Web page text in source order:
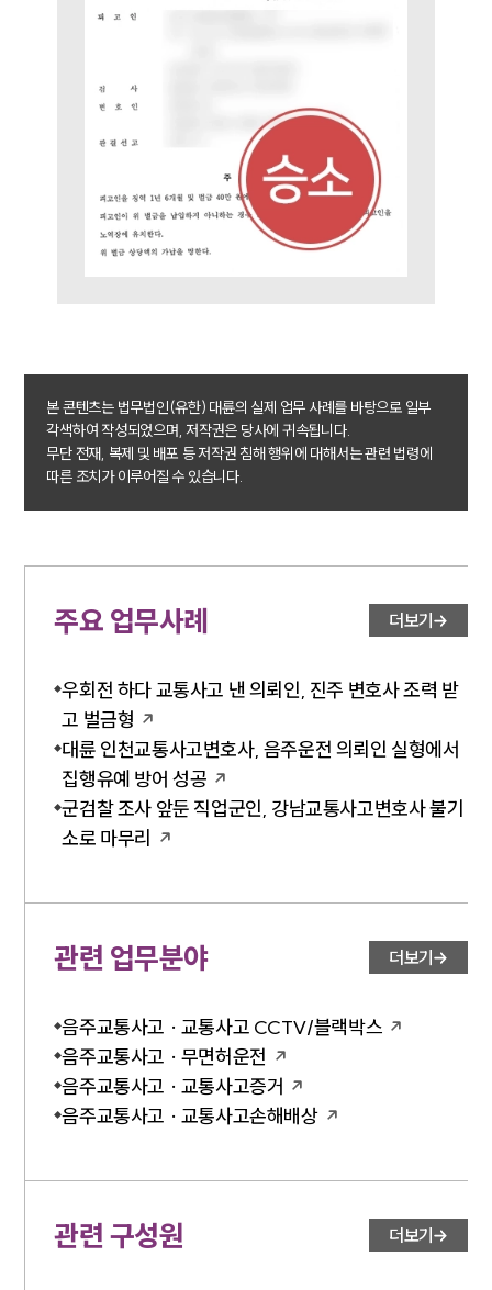
사례분석/최신동향
업무분야
음주교통사고대응부 업무
전체
소식/자료
언론보도
공지사항
세미나
대륜법률상담예약
대륜법률상담예약
본 콘텐츠는 법무법인(유한) 대륜의 실제 업무 사례를 바탕으로 일부
각색하여 작성되었으며, 저작권은 당사에 귀속됩니다.
무단 전재, 복제 및 배포 등 저작권 침해 행위에 대해서는 관련 법령에
따른 조치가 이루어질 수 있습니다.
주요 업무사례 더보기
우회전 하다 교통사고 낸 의뢰인, 진주 변호사 조력 받
고 벌금형
대륜 인천교통사고변호사, 음주운전 의뢰인 실형에서
집행유예 방어 성공
군검찰 조사 앞둔 직업군인, 강남교통사고변호사 불기
소로 마무리
관련 업무분야 더보기
음주교통사고 · 교통사고 CCTV/블랙박스
음주교통사고 · 무면허운전
음주교통사고 · 교통사고증거
음주교통사고 · 교통사고손해배상
관련 구성원 더보기